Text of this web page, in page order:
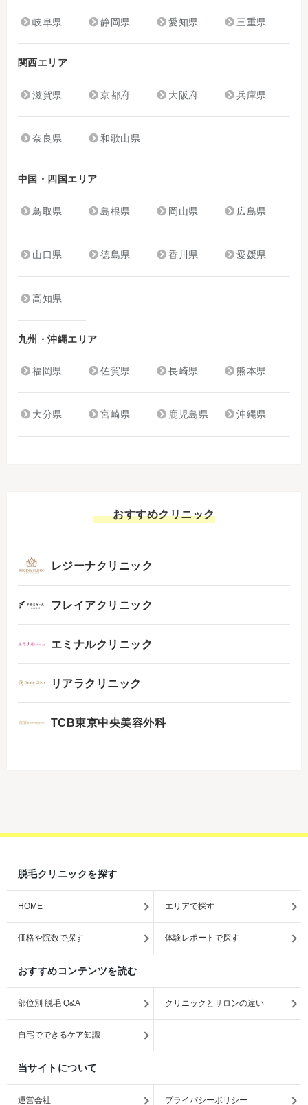
岐阜県 静岡県 愛知県 三重県
関西エリア
滋賀県 京都府 大阪府 兵庫県
奈良県 和歌山県
中国・四国エリア
鳥取県 島根県 岡山県 広島県
山口県 徳島県 香川県 愛媛県
高知県
九州・沖縄エリア
福岡県 佐賀県 長崎県 熊本県
大分県 宮崎県 鹿児島県 沖縄県
おすすめクリニック
レジーナクリニック
フレイアクリニック
エミナルクリニック
リアラクリニック
TCB東京中央美容外科
脱毛クリニックを探す
HOME エリアで探す
価格や院数で探す 体験レポートで探す
おすすめコンテンツを読む
部位別 脱毛 Q&A クリニックとサロンの違い
自宅でできるケア知識
当サイトについて
運営会社 プライバシーポリシー